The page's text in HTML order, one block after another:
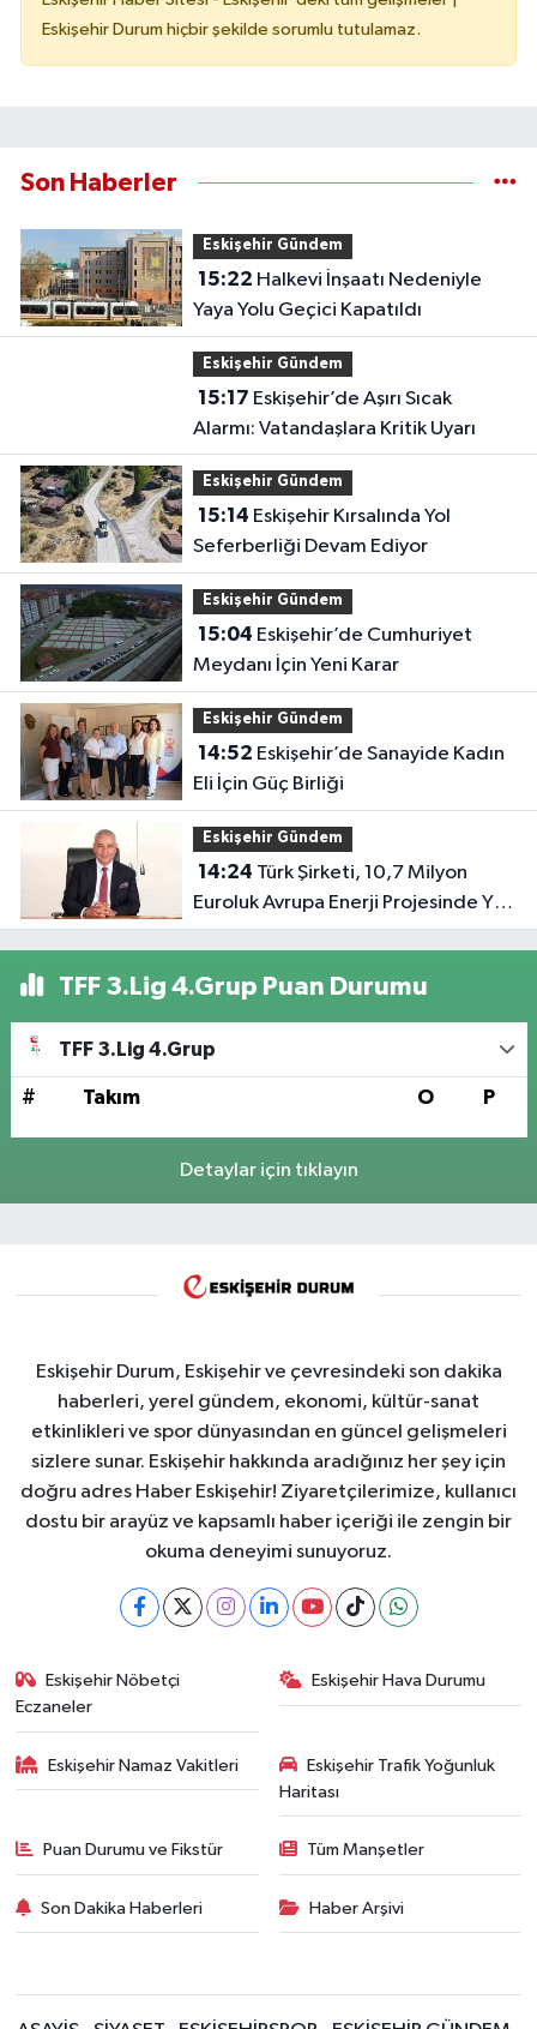
Eskişehir Durum hiçbir şekilde sorumlu tutulamaz.
Son Haberler
Eskişehir Gündem
15:22
Yaya Yolu Geçici Kapatıldı
Eskişehir Gündem
15:17
Alarmı: Vatandaşlara Kritik Uyarı
Eskişehir Gündem
15:14
Seferberliği Devam Ediyor
Eskişehir Gündem
15:04
Meydanı İçin Yeni Karar
Eskişehir Gündem
14:52
Eli İçin Güç Birliği
Eskişehir Gündem
14:24
Euroluk Avrupa Enerji Projesinde Yer
Aldı
TFF 3.Lig 4.Grup Puan Durumu
TFF 3.Lig 4.Grup
# Takım O P
Detaylar için tıklayın
Eskişehir Durum, Eskişehir ve çevresindeki son dakika
haberleri, yerel gündem, ekonomi, kültür-sanat
etkinlikleri ve spor dünyasından en güncel gelişmeleri
sizlere sunar. Eskişehir hakkında aradığınız her şey için
doğru adres Haber Eskişehir! Ziyaretçilerimize, kullanıcı
dostu bir arayüz ve kapsamlı haber içeriği ile zengin bir
okuma deneyimi sunuyoruz.
Eskişehir Nöbetçi
Eczaneler
Eskişehir Hava Durumu
Eskişehir Namaz Vakitleri
Eskişehir Trafik Yoğunluk
Haritası
Puan Durumu ve Fikstür Tüm Manşetler
Son Dakika Haberleri Haber Arşivi